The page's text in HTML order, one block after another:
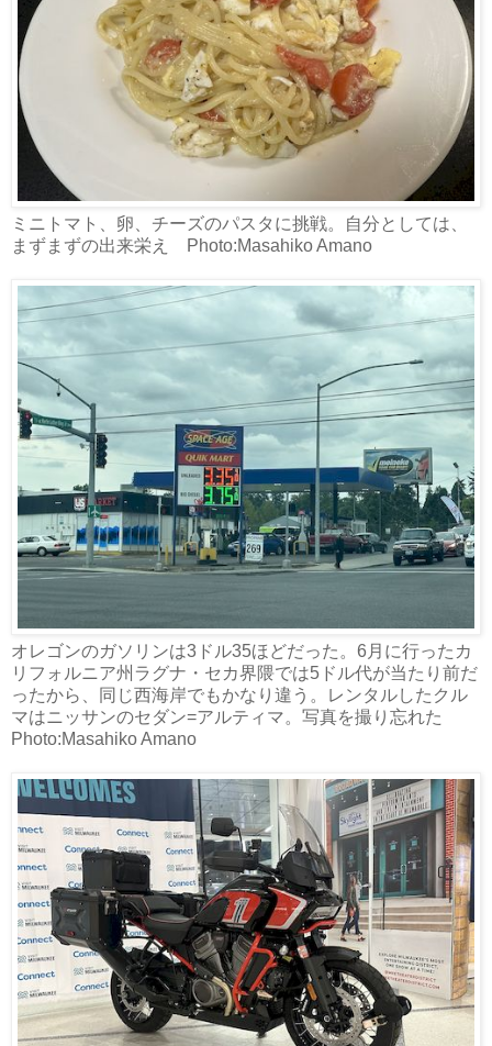
ミニトマト、卵、チーズのパスタに挑戦。自分としては、
まずまずの出来栄え Photo:Masahiko Amano
オレゴンのガソリンは3ドル35ほどだった。6月に行ったカ
リフォルニア州ラグナ・セカ界隈では5ドル代が当たり前だ
ったから、同じ西海岸でもかなり違う。レンタルしたクル
マはニッサンのセダン=アルティマ。写真を撮り忘れた
Photo:Masahiko Amano